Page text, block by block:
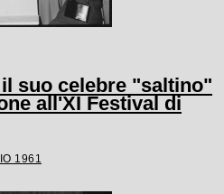
suo celebre "saltino"
all'XI Festival di
1961